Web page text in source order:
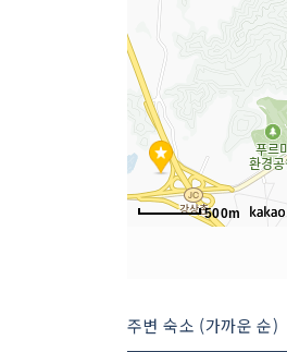
500m
주변 숙소 (가까운 순)